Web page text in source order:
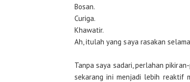
Bosan.
Curiga.
Khawatir.
Ah, itulah yang saya rasakan
Tanpa saya sadari, perlahan
sekarang ini menjadi lebih reaktif